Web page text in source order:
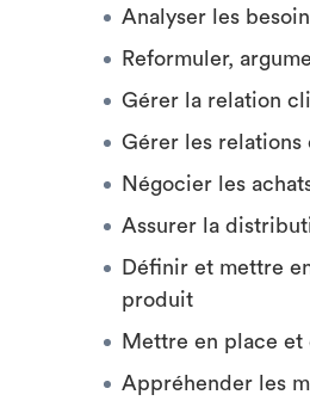
Analyser les
Reformuler,
Gérer la relation
Gérer les
Négocier les
Assurer la
Définir et mettre
produit
Mettre en place et
Appréhender les